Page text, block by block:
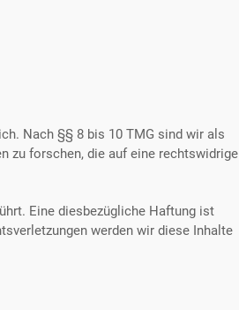
Nach §§ 8 bis 10 TMG sind wir als
zu forschen, die auf eine rechtswidrige
Eine diesbezügliche Haftung ist
werden wir diese Inhalte